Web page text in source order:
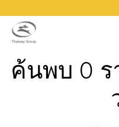
ค้นพบ 0 ร